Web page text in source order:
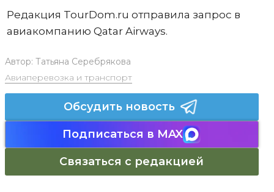
Редакция TourDom.ru отправила запрос в
авиакомпанию Qatar Airways.
Автор: Татьяна Серебрякова
Авиаперевозка и транспорт
Обсудить новость
Подписаться в MAX
Связаться с редакцией